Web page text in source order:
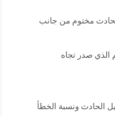
مختوم من جانب
الذي صدر تجاه
الحادث ونسبة الخطأ